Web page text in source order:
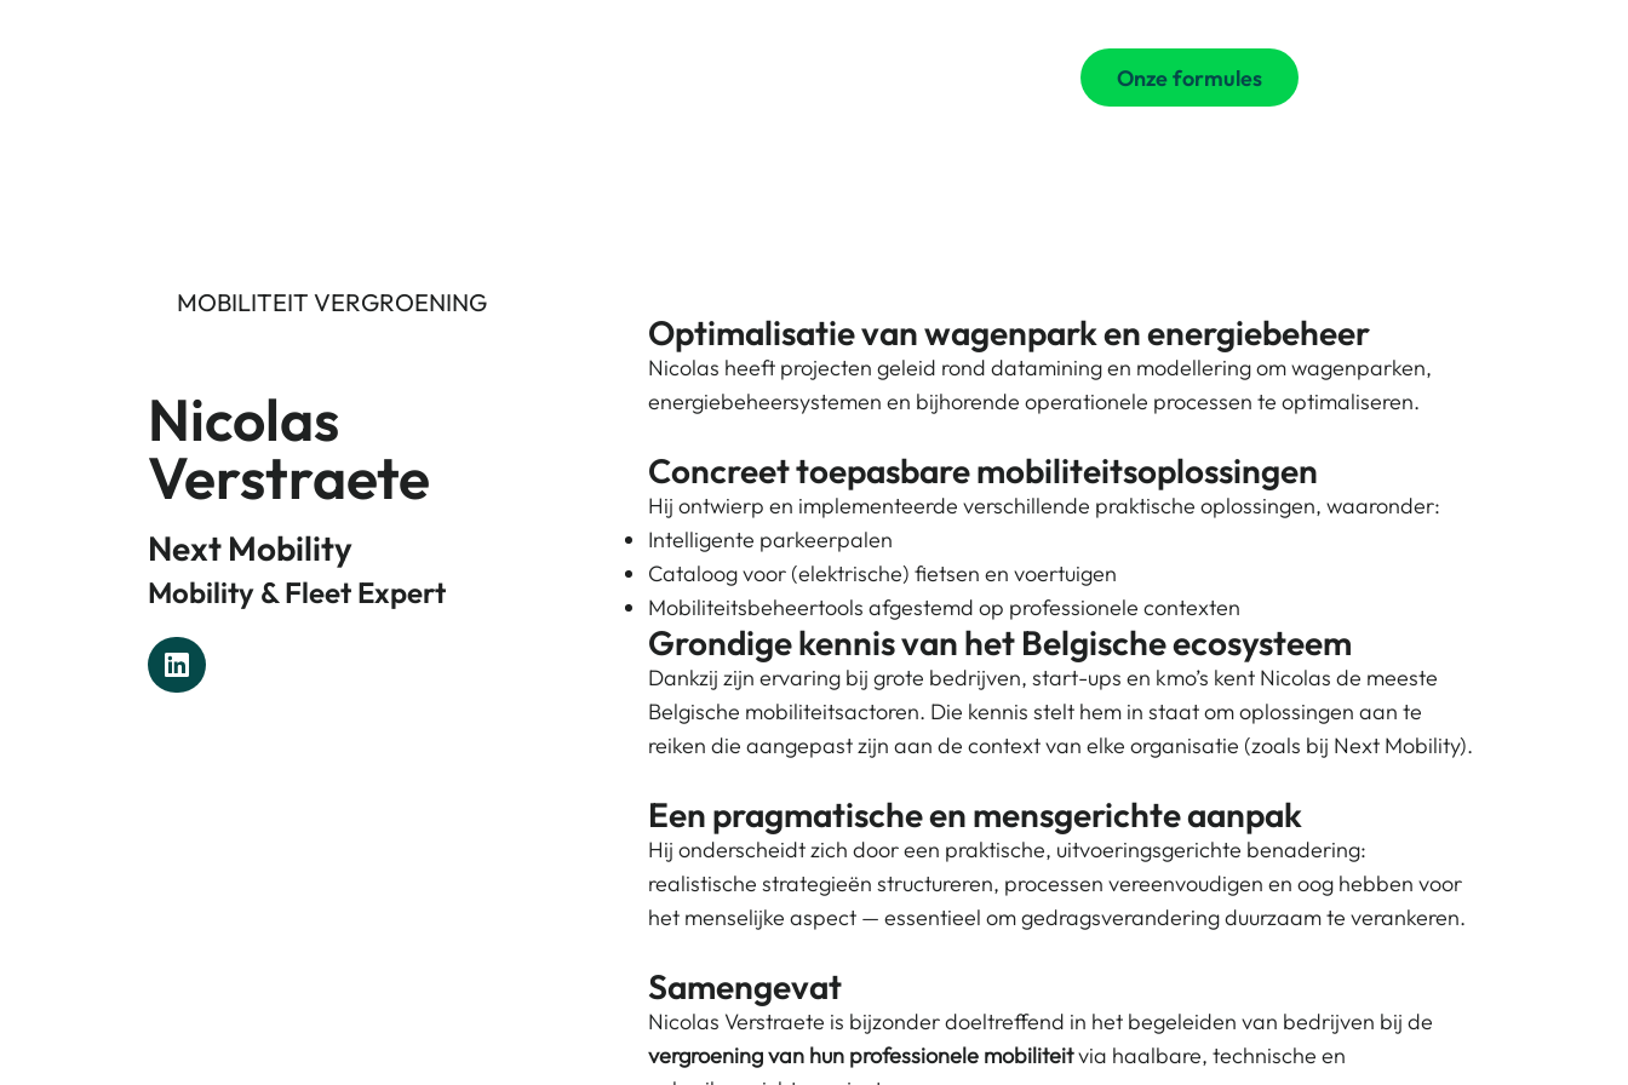
Onze formules
MOBILITEIT VERGROENING
Nicolas
Verstraete
Next Mobility
Mobility & Fleet Expert
Optimalisatie van wagenpark en energiebeheer
Nicolas heeft projecten geleid rond datamining en modellering om wagenparken,
energiebeheersystemen en bijhorende operationele processen te optimaliseren.
Concreet toepasbare mobiliteitsoplossingen
Hij ontwierp en implementeerde verschillende praktische oplossingen, waaronder:
Intelligente parkeerpalen
Cataloog voor (elektrische) fietsen en voertuigen
Mobiliteitsbeheertools afgestemd op professionele contexten
Grondige kennis van het Belgische ecosysteem
Dankzij zijn ervaring bij grote bedrijven, start-ups en kmo’s kent Nicolas de meeste
Belgische mobiliteitsactoren. Die kennis stelt hem in staat om oplossingen aan te
reiken die aangepast zijn aan de context van elke organisatie (zoals bij Next Mobility).
Een pragmatische en mensgerichte aanpak
Hij onderscheidt zich door een praktische, uitvoeringsgerichte benadering:
realistische strategieën structureren, processen vereenvoudigen en oog hebben voor
het menselijke aspect — essentieel om gedragsverandering duurzaam te verankeren.
Samengevat
Nicolas Verstraete is bijzonder doeltreffend in het begeleiden van bedrijven bij de
vergroening van hun professionele mobiliteitvia haalbare, technische en